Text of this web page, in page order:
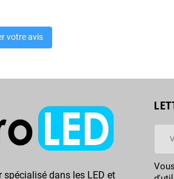
votre avis
spécialisé dans les LED et